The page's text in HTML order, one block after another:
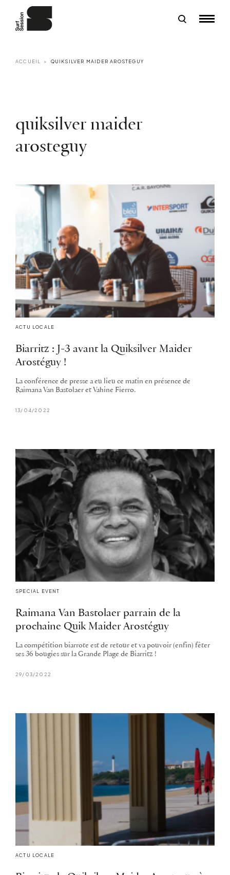
ACCUEIL QUIKSILVER MAIDER AROSTEGUY
quiksilver maider
arosteguy
ACTU LOCALE
Biarritz : J-3 avant la Quiksilver Maider
Arostéguy !
La conférence de presse a eu lieu ce matin en présence de
Raimana Van Bastolaer et Vahine Fierro.
13/04/2022
SPECIAL EVENT
Raimana Van Bastolaer parrain de la
prochaine Quik Maider Arostéguy
La compétition biarrote est de retour et va pouvoir (enfin) fêter
ses 36 bougies sur la Grande Plage de Biarritz !
29/03/2022
ACTU LOCALE